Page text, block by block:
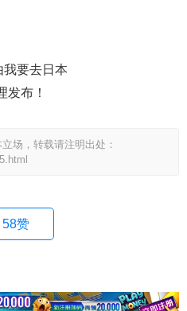
我要去日本
发布！
场，转载请注明出处：
58赞